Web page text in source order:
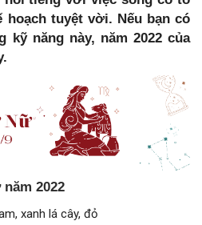
hoạch tuyệt vời. Nếu bạn có
năng này, năm 2022 của
2022
xanh lá cây, đỏ